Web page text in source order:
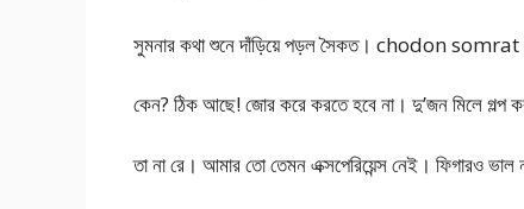
সুমনার কথা শুনে দাঁড়িয়ে পড়ল সৈকত। chodon
কেন? ঠিক আছে! জোর করে করতে হবে না। দু’জন মিলে গল্প
তা না রে। আমার তো তেমন এক্সপেরিয়েন্স নেই। ফিগারও